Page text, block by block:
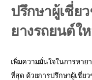
ปรึกษาผู้เชี่ย
ยางรถยนต์ใ
เพิ่มความมั่นใจในการหาย
ที่สุด ด้วยการปรึกษาผู้เชี่ย